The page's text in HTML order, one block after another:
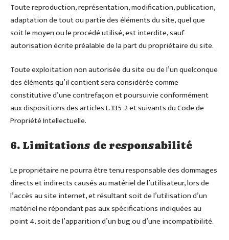
Toute reproduction, représentation, modification, publication,
adaptation de tout ou partie des éléments du site, quel que
soit le moyen ou le procédé utilisé, est interdite, sauf
autorisation écrite préalable de la part du propriétaire du site.
Toute exploitation non autorisée du site ou de l’un quelconque
des éléments qu’il contient sera considérée comme
constitutive d’une contrefaçon et poursuivie conformément
aux dispositions des articles L.335-2 et suivants du Code de
Propriété Intellectuelle.
6. Limitations de responsabilité
Le propriétaire ne pourra être tenu responsable des dommages
directs et indirects causés au matériel de l’utilisateur, lors de
l’accès au site internet, et résultant soit de l’utilisation d’un
matériel ne répondant pas aux spécifications indiquées au
point 4, soit de l’apparition d’un bug ou d’une incompatibilité.